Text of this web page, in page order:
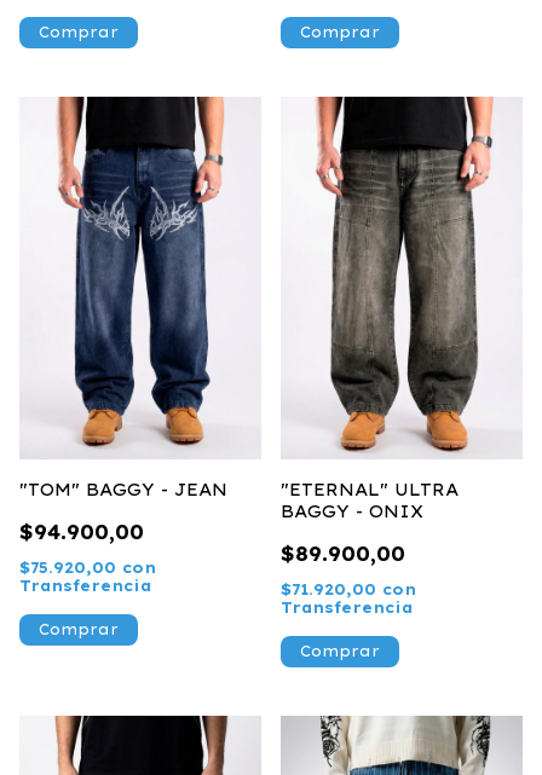
Comprar Comprar
"TOM" BAGGY - JEAN
$94.900,00
$75.920,00 con
Transferencia
Comprar
"ETERNAL" ULTRA
BAGGY - ONIX
$89.900,00
$71.920,00 con
Transferencia
Comprar